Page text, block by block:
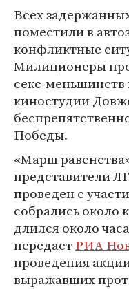
Всех
поместили в
конфликтные
Милиционеры
секс-
киностудии
Победы.
«Марш
представители
проведен с
собрались
длился около
передаетРИА
проведения
выражавших